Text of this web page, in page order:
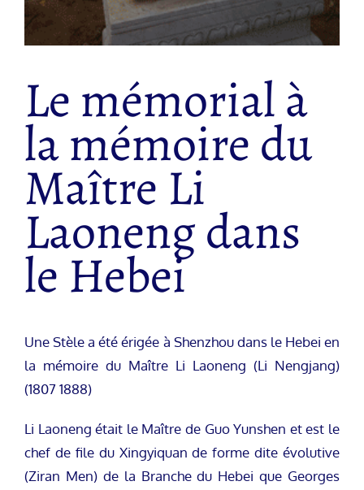
Le mémorial à
la mémoire du
Maître Li
Laoneng dans
le Hebei
Une Stèle a été érigée à Shenzhou dans le Hebei en
la mémoire du Maître Li Laoneng (Li Nengjang)
(1807 1888)
Li Laoneng était le Maître de Guo Yunshen et est le
chef de file du Xingyiquan de forme dite évolutive
(Ziran Men) de la Branche du Hebei que Georges